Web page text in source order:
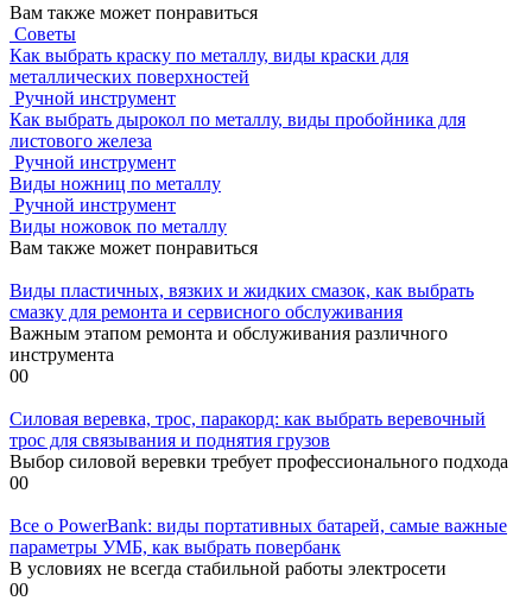
Вам также может понравиться
Советы
Как выбрать краску по металлу, виды краски для
металлических поверхностей
Ручной инструмент
Как выбрать дырокол по металлу, виды пробойника для
листового железа
Ручной инструмент
Виды ножниц по металлу
Ручной инструмент
Виды ножовок по металлу
Вам также может понравиться
Виды пластичных, вязких и жидких смазок, как выбрать
смазку для ремонта и сервисного обслуживания
Важным этапом ремонта и обслуживания различного
инструмента
00
Силовая веревка, трос, паракорд: как выбрать веревочный
трос для связывания и поднятия грузов
Выбор силовой веревки требует профессионального подхода
00
Все о PowerBank: виды портативных батарей, самые важные
параметры УМБ, как выбрать повербанк
В условиях не всегда стабильной работы электросети
00